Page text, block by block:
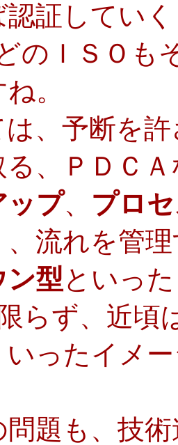
認証してい
のＩＳＯも
。
、予断を
る、ＰＤＣ
ップ、 プロ
流れを管
ン型といっ
らず、近
いったイメ
問題も、技